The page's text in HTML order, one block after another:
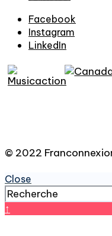
Facebook
Instagram
LinkedIn
© 2022
Close
↑